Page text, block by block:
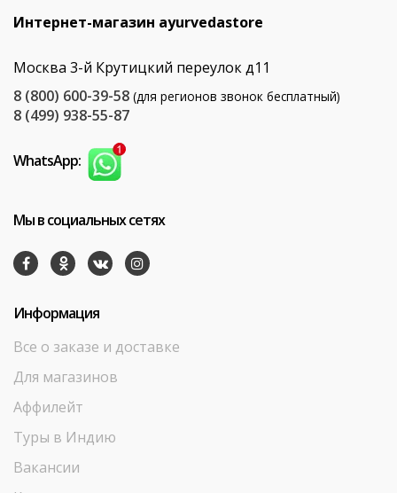
Интернет-магазин ayurvedastore
Москва 3-й Крутицкий переулок д11
8 (800) 600-39-58 (для регионов звонок бесплатный)
8 (499) 938-55-87
WhatsApp:
Мы в социальных сетях
Информация
Все о заказе и доставке
Для магазинов
Аффилейт
Туры в Индию
Вакансии